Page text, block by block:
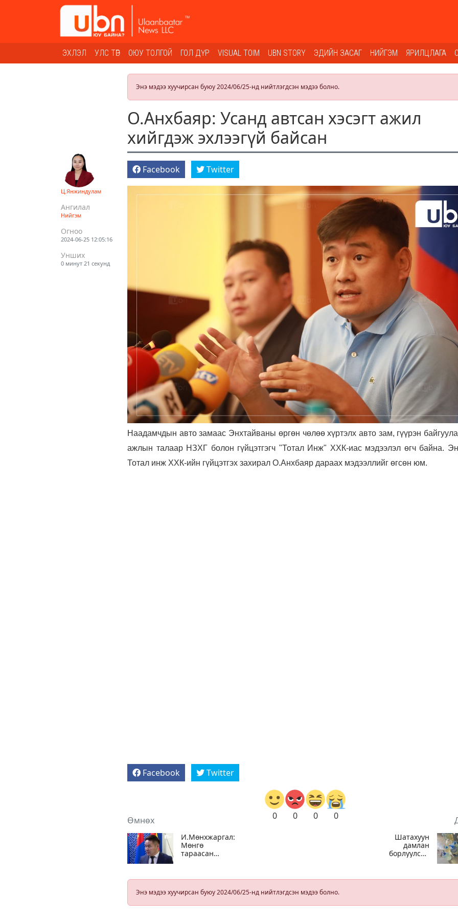
ЭХЛЭЛ УЛС ТӨР ОЮУ ТОЛГОЙ ГОЛ ДҮР VISUAL TOIM UBN STORY ЭДИЙН ЗАСАГ НИЙГЭМ ЯРИЛЦЛАГА
Энэ мэдээ хуучирсан буюу 2024/06/25-нд нийтлэгдсэн мэдээ болно.
О.Анхбаяр: Усанд автсан хэсэгт ажил
хийгдэж эхлээгүй байсан
Ц.Янжиндулам
Ангилал
Нийгэм
Огноо
2024-06-25 12:05:16
Унших
0 минут 21 секунд
Facebook Twitter
Наадамчдын авто замаас Энхтайваны өргөн чөлөө хүртэлх авто зам, гүүрэн
ажлын талаар НЗХГ болон гүйцэтгэгч "Тотал Инж" ХХК-иас мэдээлэл өгч байна.
Тотал инж ХХК-ийн гүйцэтгэх захирал О.Анхбаяр дараах мэдээллийг өгсөн юм.
Facebook Twitter
0 0 0 0
Өмнөх
И.Мөнхжаргал:
Мөнгө
тараасан
нд хандсан
цагдаагийн
Шатахуун
дамлан
борлуулсан
шалгаж байна
Энэ мэдээ хуучирсан буюу 2024/06/25-нд нийтлэгдсэн мэдээ болно.